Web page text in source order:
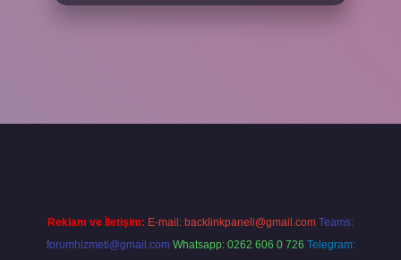
Reklam ve İletişim: E-mail: backlinkpaneli@gmail.com Teams:
forumhizmeti@gmail.com Whatsapp: 0262 606 0 726 Telegram: